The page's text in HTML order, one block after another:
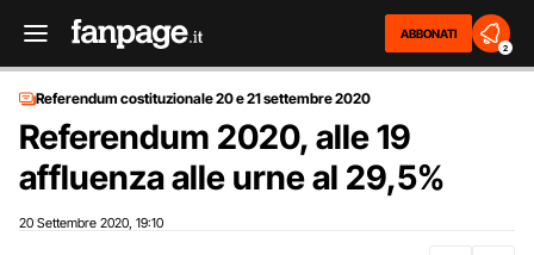
ABBONATI
2
Referendum costituzionale 20 e 21 settembre 2020
Referendum 2020, alle 19
affluenza alle urne al 29,5%
20 Settembre 2020 19:10